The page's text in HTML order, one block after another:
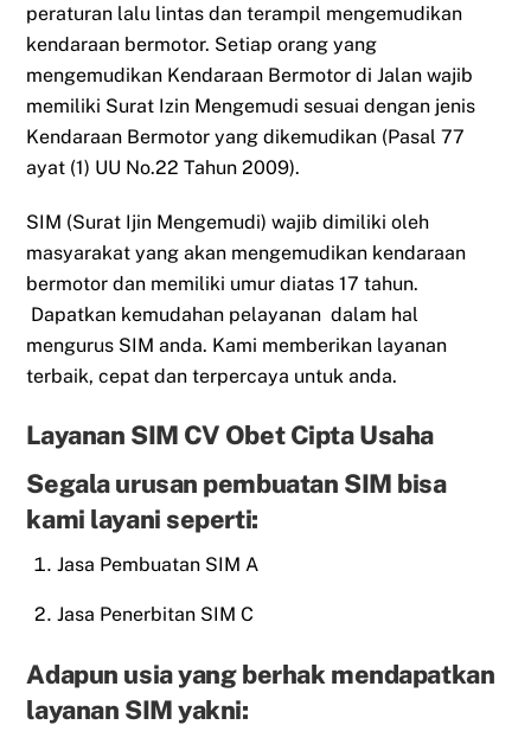
peraturan lalu lintas dan terampil mengemudikan
kendaraan bermotor. Setiap orang yang
mengemudikan Kendaraan Bermotor di Jalan wajib
memiliki Surat Izin Mengemudi sesuai dengan jenis
Kendaraan Bermotor yang dikemudikan (Pasal 77
ayat (1) UU No.22 Tahun 2009).
SIM (Surat Ijin Mengemudi) wajib dimiliki oleh
masyarakat yang akan mengemudikan kendaraan
bermotor dan memiliki umur diatas 17 tahun.
Dapatkan kemudahan pelayanan dalam hal
mengurus SIM anda. Kami memberikan layanan
terbaik, cepat dan terpercaya untuk anda.
Layanan SIM CV Obet Cipta Usaha
Segala urusan pembuatan SIM bisa
kami layani seperti:
Jasa Pembuatan SIM A
Jasa Penerbitan SIM C
Adapun usia yang berhak mendapatkan
layanan SIM yakni: